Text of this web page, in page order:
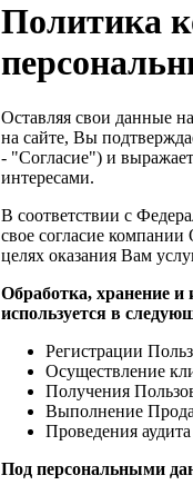
Политика
Оставляя свои данные
на сайте, Вы
- "Согласие") и
интересами.
В соответствии с
свое согласие
целях оказания Вам
Обработка, хранение
используется в
Регистрации
Осуществление
Получения
Выполнение
Проведения
Под персональными